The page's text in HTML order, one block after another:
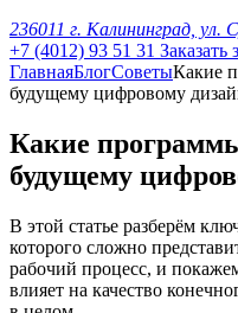
236011 г. Калининград,
+7 (4012) 93 51 31 Заказать
ГлавнаяБлогСоветыКакие
будущему цифровому
Какие
будущему
В этой статье разберём
которого сложно
рабочий процесс, и
влияет на качество